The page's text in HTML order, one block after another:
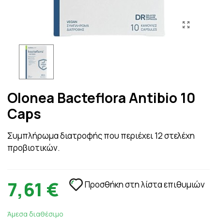
Olonea Bacteflora Antibio 10
Caps
Συμπλήρωμα διατροφής που περιέχει 12 στελέχη
προβιοτικών.
7,61 € Προσθήκη στη λίστα επιθυμιών
Άμεσα διαθέσιμο